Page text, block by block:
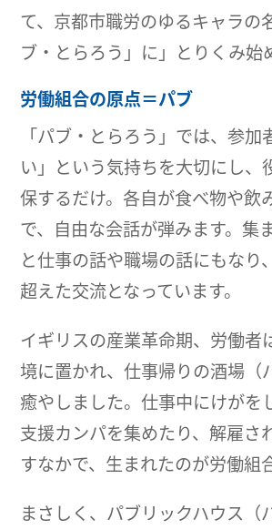
て、京都市職労のゆるキャラの
ブ・とらろう」に」とりくみ始
労働組合の原点＝パブ
「パブ・とらろう」では、参加
い」という気持ちを大切にし、
保するだけ。各自が食べ物や飲
で、自由な会話が弾みます。集
と仕事の話や職場の話にもなり
超えた交流となっています。
イギリスの産業革命期、労働者
境に置かれ、仕事帰りの酒場（
癒やしました。仕事中にけがを
支援カンパを集めたり、解雇さ
すなかで、生まれたのが労働組
まさしく、パブリックハウス（